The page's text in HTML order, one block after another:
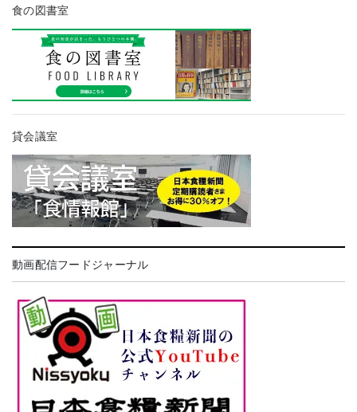
食の図書室
貸会議室
動画配信フードジャーナル